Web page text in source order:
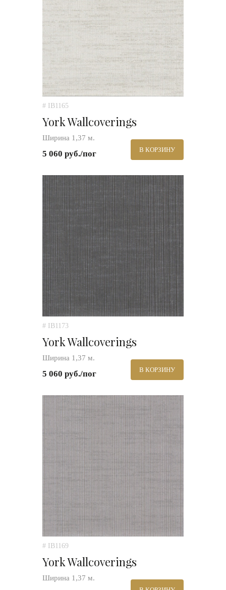
# IB1165
York Wallcoverings
Ширина 1,37 м.
5 060 руб./пог В КОРЗИНУ
# IB1173
York Wallcoverings
Ширина 1,37 м.
5 060 руб./пог В КОРЗИНУ
# IB1169
York Wallcoverings
Ширина 1,37 м.